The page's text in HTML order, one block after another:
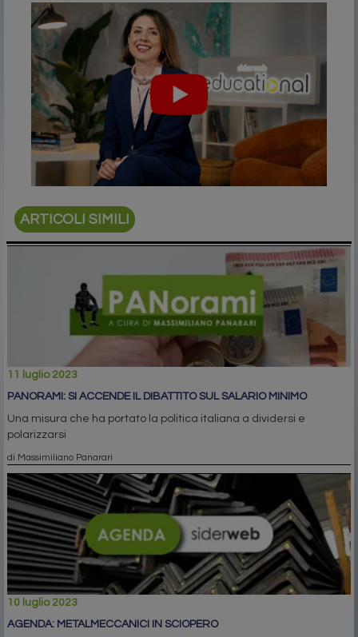
ARTICOLI SIMILI
11 luglio 2023
PANORAMI: SI ACCENDE IL DIBATTITO SUL SALARIO MINIMO
Una misura che ha portato la politica italiana a dividersi e
polarizzarsi
di Massimiliano Panarari
10 luglio 2023
AGENDA: METALMECCANICI IN SCIOPERO